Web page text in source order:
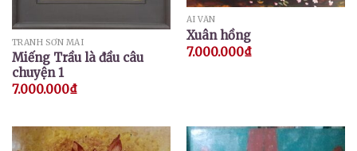
TRANH SƠN MÀI
Miếng Trầu là đầu câu
chuyện 1
7.000.000₫
ÁI VÂN
Xuân hồng
7.000.000₫